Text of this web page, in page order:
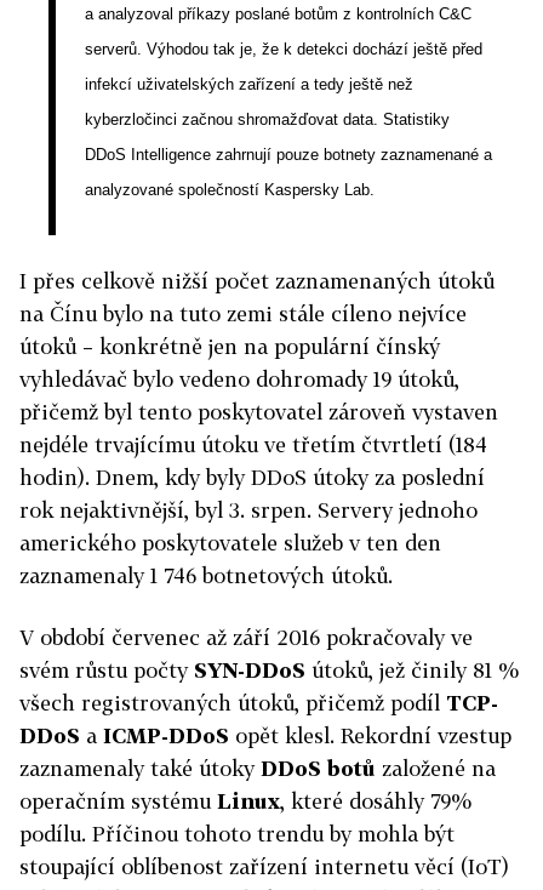
a analyzoval příkazy poslané botům z kontrolních C&C
serverů. Výhodou tak je, že k detekci dochází ještě před
infekcí uživatelských zařízení a tedy ještě než
kyberzločinci začnou shromažďovat data. Statistiky
DDoS Intelligence zahrnují pouze botnety zaznamenané a
analyzované společností Kaspersky Lab.
I přes celkově nižší počet zaznamenaných útoků
na Čínu bylo na tuto zemi stále cíleno nejvíce
útoků – konkrétně jen na populární čínský
vyhledávač bylo vedeno dohromady 19 útoků,
přičemž byl tento poskytovatel zároveň vystaven
nejdéle trvajícímu útoku ve třetím čtvrtletí (184
hodin). Dnem, kdy byly DDoS útoky za poslední
rok nejaktivnější, byl 3. srpen. Servery jednoho
amerického poskytovatele služeb v ten den
zaznamenaly 1 746 botnetových útoků.
V období červenec až září 2016 pokračovaly ve
svém růstu počty SYN-DDoS útoků, jež činily 81 %
všech registrovaných útoků, přičemž podíl TCP-
DDoS a ICMP-DDoS opět klesl. Rekordní vzestup
zaznamenaly také útokyDDoS botů založené na
operačním systému Linux, které dosáhly 79%
podílu. Příčinou tohoto trendu by mohla být
stoupající oblíbenost zařízení internetu věcí (IoT)